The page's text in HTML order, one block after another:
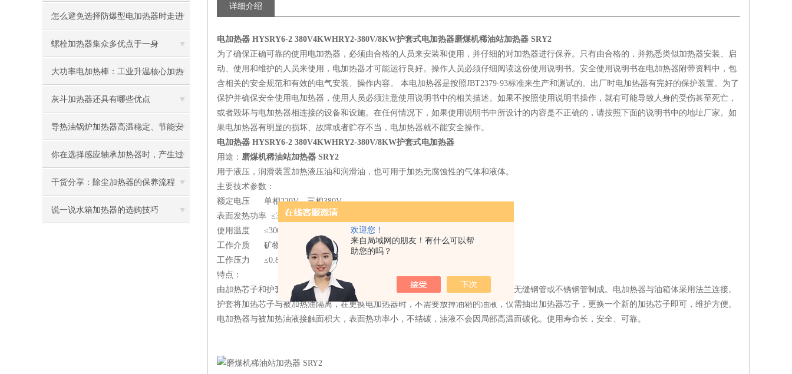
欢迎您！
来自局域网的朋友！有什么可以帮
助您的吗？
怎么避免选择防爆型电加热器时走进
误区
螺栓加热器集众多优点于一身
大功率电加热棒：工业升温核心加热
配件
灰斗加热器还具有哪些优点
导热油锅炉加热器高温稳定、节能安
全，工业加热优选
你在选择感应轴承加热器时，产生过
困惑吗？
干货分享：除尘加热器的保养流程
说一说水箱加热器的选购技巧
详细介绍
电加热器 HYSRY6-2 380V4KWHRY2-380V/8KW护套式电加热器磨煤机稀油站加热器 SRY2
为了确保正确可靠的使用电加热器，必须由合格的人员来安装和使用，并仔细的对加热器进行保养。只有由合格的，并熟悉类似加热器安装、启
动、使用和维护的人员来使用，电加热器才可能运行良好。操作人员必须仔细阅读这份使用说明书。安全使用说明书在电加热器附带资料中，包
含相关的安全规范和有效的电气安装、操作内容。 本电加热器是按照JBT2379-93标准来生产和测试的。出厂时电加热器有完好的保护装置。为了
保护并确保安全使用电加热器，使用人员必须注意使用说明书中的相关描述。如果不按照使用说明书操作，就有可能导致人身的受伤甚至死亡，
或者毁坏与电加热器相连接的设备和设施。在任何情况下，如果使用说明书中所设计的内容是不正确的，请按照下面的说明书中的地址厂家。如
果电加热器有明显的损坏、故障或者贮存不当，电加热器就不能安全操作。
电加热器 HYSRY6-2 380V4KWHRY2-380V/8KW护套式电加热器
用途： 磨煤机稀油站加热器 SRY2
用于液压，润滑装置加热液压油和润滑油，也可用于加热无腐蚀性的气体和液体。
主要技术参数：
额定电压 单相220V，三相380V
表面发热功率 ≤3w//cm2
使用温度 ≤300℃
工作介质 矿物油
工作压力 ≤0.8Mpa
特点：
由加热芯子和护套组成。加热芯子采用金属管状电热元件作为热源，护套采用冷拔无缝钢管或不锈钢管制成。电加热器与油箱体采用法兰连接。
护套将加热芯子与被加热油隔离，在更换电加热器时，不需要放掉油箱的油液，仅需抽出加热器芯子，更换一个新的加热芯子即可，维护方便。
电加热器与被加热油液接触面积大，表面热功率小，不结碳，油液不会因局部高温而碳化。使用寿命长，安全、可靠。